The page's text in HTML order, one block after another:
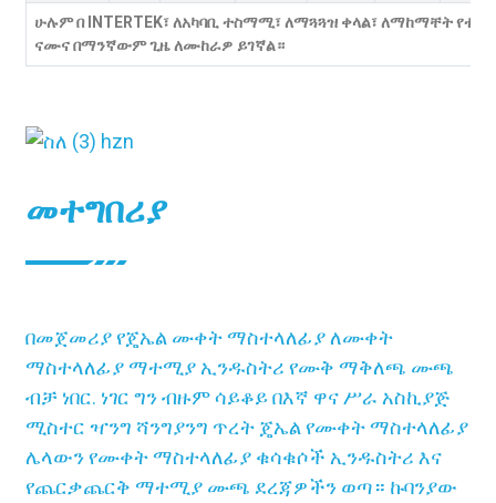
ሁሉም በ INTERTEK፣ ለአካባቢ ተስማሚ፣ ለማጓጓዝ ቀላል፣ ለማከማቸት
ናሙና በማንኛውም ጊዜ ለሙከራዎ ይገኛል።
መተግበሪያ
በመጀመሪያ የጄኤል ሙቀት ማስተላለፊያ ለሙቀት
ማስተላለፊያ ማተሚያ ኢንዱስትሪ የሙቅ ማቅለጫ ሙጫ
ብቻ ነበር. ነገር ግን ብዙም ሳይቆይ በእኛ ዋና ሥራ አስኪያጅ
ሚስተር ዣንግ ሻንግያንግ ጥረት ጄኤል የሙቀት ማስተላለፊያ
ሌላውን የሙቀት ማስተላለፊያ ቁሳቁሶች ኢንዱስትሪ እና
የጨርቃጨርቅ ማተሚያ ሙጫ ደረጃዎችን ወጣ። ኩባንያው